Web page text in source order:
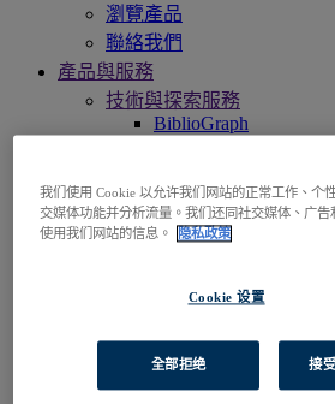
瀏覽產品
聯絡我們
產品與服務
技術與探索服務
BiblioGraph
EBSCO 行動裝置
EBSCOadmin
Full Text Finder
Panorama
Stacks
資料庫和典藏資源
我们使用 Cookie 以允许我们网站的正常工作、个
交媒体功能并分析流量。我们还同社交媒体、广
使用我们网站的信息。
隐私政策
Cookie 设置
全部拒绝 接